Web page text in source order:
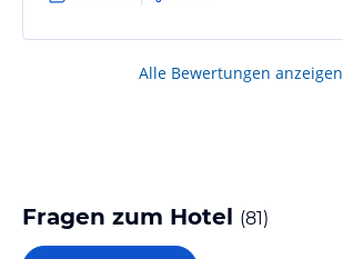
Alle Bewertungen anzeigen
Fragen zum Hotel (81)